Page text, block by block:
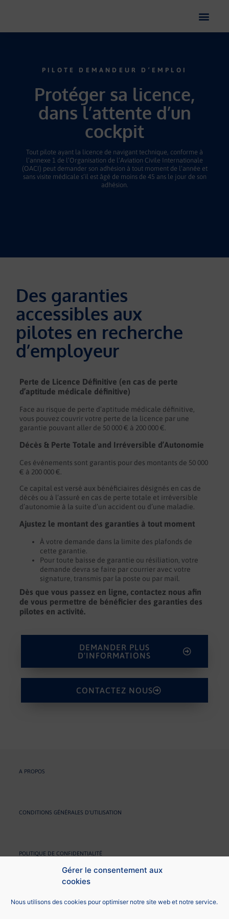
Gérer le consentement aux
cookies
Nous utilisons des cookies pour optimiser notre site web et notre service.
PILOTE DEMANDEUR D’EMPLOI
Protéger sa licence,
dans l’attente d’un
cockpit
Tout pilote ayant la licence de navigant technique, conforme à
l’annexe 1 de l’Organisation de l’Aviation Civile Internationale
(OACI) peut demander son adhésion à tout moment de l’année et
sans visite médicale s’il est âgé de moins de 45 ans le jour de son
adhésion.
Des garanties
accessibles aux
pilotes en recherche
d’employeur
Perte de Licence Définitive (en cas de perte
d’aptitude médicale définitive)
Face au risque de perte d’aptitude médicale définitive,
vous pouvez couvrir votre perte de la licence par une
garantie pouvant aller de 50 000 € à 200 000 €.
Décès & Perte Totale and Irréversible d’Autonomie
Ces événements sont garantis pour des montants de 50 000
€ à 200 000 €.
Ce capital est versé aux bénéficiaires désignés en cas de
décès ou à l’assuré en cas de perte totale et irréversible
d’autonomie à la suite d’un accident ou d’une maladie.
Ajustez le montant des garanties à tout moment
À votre demande dans la limite des plafonds de
cette garantie.
Pour toute baisse de garantie ou résiliation, votre
demande devra se faire par courrier avec votre
signature, transmis par la poste ou par mail.
Dès que vous passez en ligne, contactez nous afin
de vous permettre de bénéficier des garanties des
pilotes en activité.
DEMANDER PLUS
D'INFORMATIONS
CONTACTEZ NOUS
A PROPOS
CONDITIONS GÉNÉRALES D'UTILISATION
POLITIQUE DE CONFIDENTIALITÉ